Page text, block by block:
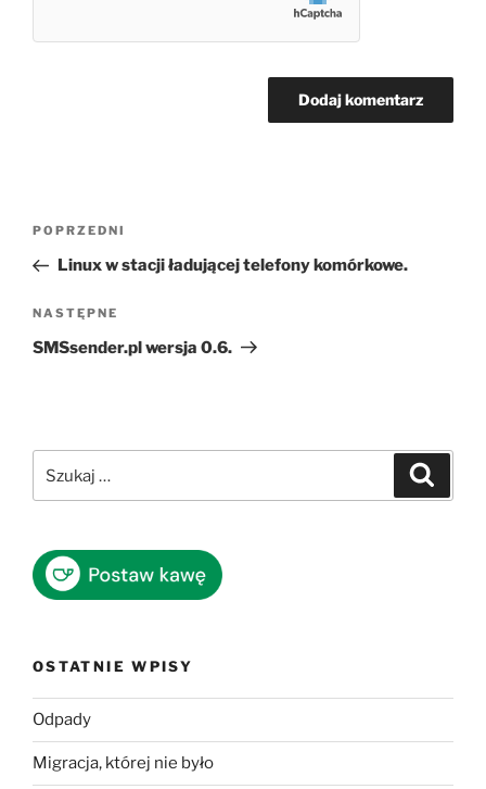
Nawigacja
Poprzedni
wpis
POPRZEDNI
Linux w stacji ładującej telefony komórkowe.
Następny
wpis
NASTĘPNE
SMSsender.pl wersja 0.6.
OSTATNIE WPISY
Odpady
Migracja, której nie było